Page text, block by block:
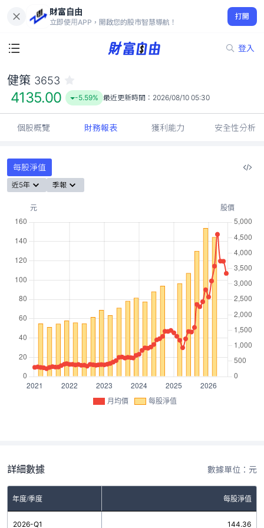
財富自由
立即使用APP，開啟您的股市智慧導航！
打開
登入
4135.00
-5.59%
健策 3653
4135.00 -5.59% 最近更新時間： 2026/08/10 05:30
個股概覽 財務報表 獲利能力 安全性分析
每股淨值
近5年 季報
月均價 每股淨值
詳細數據 數據單位：元
年度/季度 每股淨值
2026-Q1 144.36